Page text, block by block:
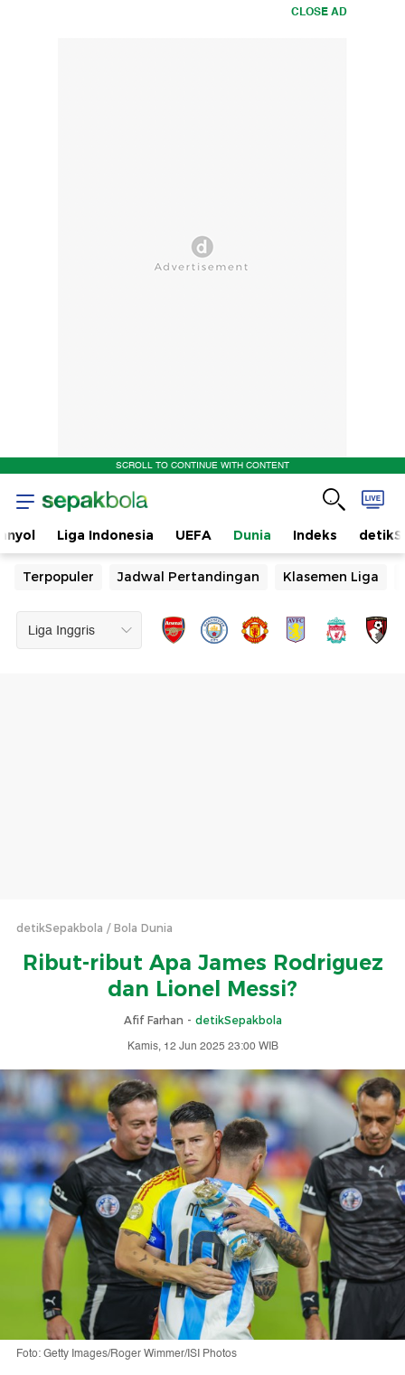
CLOSE AD
SCROLL TO CONTINUE WITH CONTENT
Liga Indonesia UEFA Dunia Indeks
Terpopuler Jadwal Pertandingan Klasemen Liga
detikSepakbola Bola Dunia
Ribut-ribut Apa James Rodriguez
dan Lionel Messi?
Afif Farhan - detikSepakbola
Kamis, 12 Jun 2025 23:00 WIB
Foto: Getty Images/Roger Wimmer/ISI Photos